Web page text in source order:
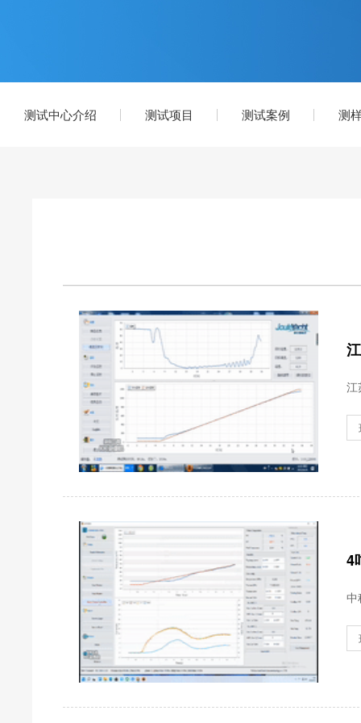
测试中心介绍 测试项目 测试案例 测
4